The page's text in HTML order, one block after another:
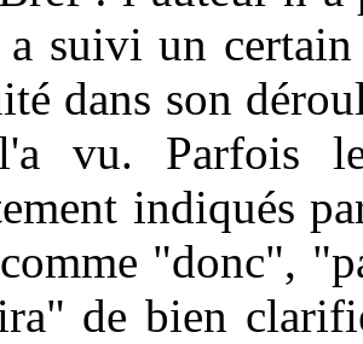
suivi un certain
dans son
vu. Parfois
indiqués
"donc",
de bien